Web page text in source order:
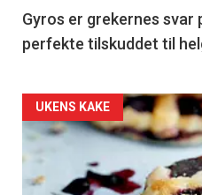
Gyros er grekernes
perfekte tilskuddet til
Forsiden
akkurat
nå
UKENS KAKE